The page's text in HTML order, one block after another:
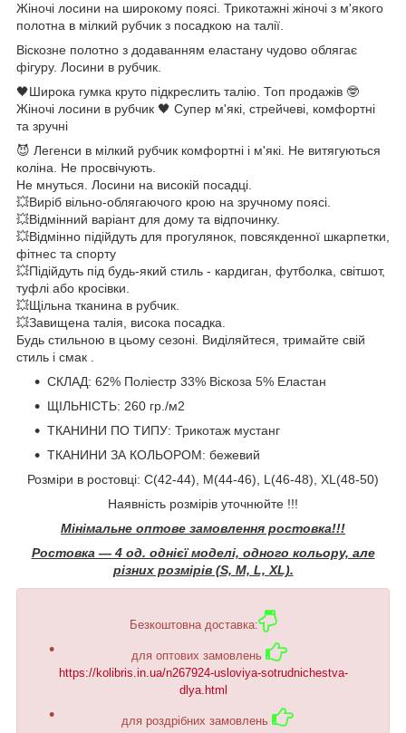
Жіночі лосини на широкому поясі. Трикотажні жіночі з м'якого
полотна в мілкий рубчик з посадкою на талії.
Віскозне полотно з додаванням еластану чудово облягає
фігуру. Лосини в рубчик.
🖤Широка гумка круто підкреслить талію. Топ продажів 🤓
Жіночі лосини в рубчик 🖤 Супер м'які, стрейчеві, комфортні
та зручні
😈 Легенси в мілкий рубчик комфортні і м'які. Не витягуються
коліна. Не просвічують.
Не мнуться. Лосини на високій посадці.
💥Виріб вільно-облягаючого крою на зручному поясі.
💥Відмінний варіант для дому та відпочинку.
💥Відмінно підійдуть для прогулянок, повсякденної шкарпетки,
фітнес та спорту
💥Підійдуть під будь-який стиль - кардиган, футболка, світшот,
туфлі або кросівки.
💥Щільна тканина в рубчик.
💥Завищена талія, висока посадка.
Будь стильною в цьому сезоні. Виділяйтеся, тримайте свій
стиль і смак .
СКЛАД: 62% Поліестр 33% Віскоза 5% Еластан
ЩІЛЬНІСТЬ: 260 гр./м2
ТКАНИНИ ПО ТИПУ: Трикотаж мустанг
ТКАНИНИ ЗА КОЛЬОРОМ: бежевий
Розміри в ростовці: С(42-44), М(44-46), L(46-48), XL(48-50)
Наявність розмірів уточнюйте !!!
Мінімальне оптове замовлення ростовка!!!
Ростовка ― 4 од. однієї моделі, одного кольору, але
різних розмірів (S, M, L, XL).
Безкоштовна доставка:
для оптових замовлень
https://kolibris.in.ua/n267924-usloviya-sotrudnichestva-
dlya.html
для роздрібних замовлень